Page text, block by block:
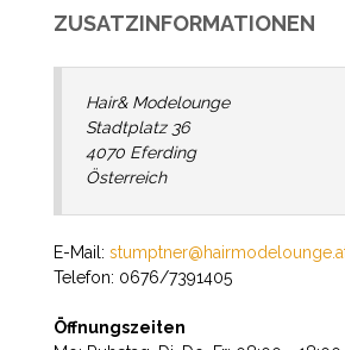
N
ZUSATZINFORMATIONEN
Hair& Modelounge
Stadtplatz 36
4070 Eferding
Österreich
E-Mail:
Telefon: 0676/7391405
Öffnungszeiten